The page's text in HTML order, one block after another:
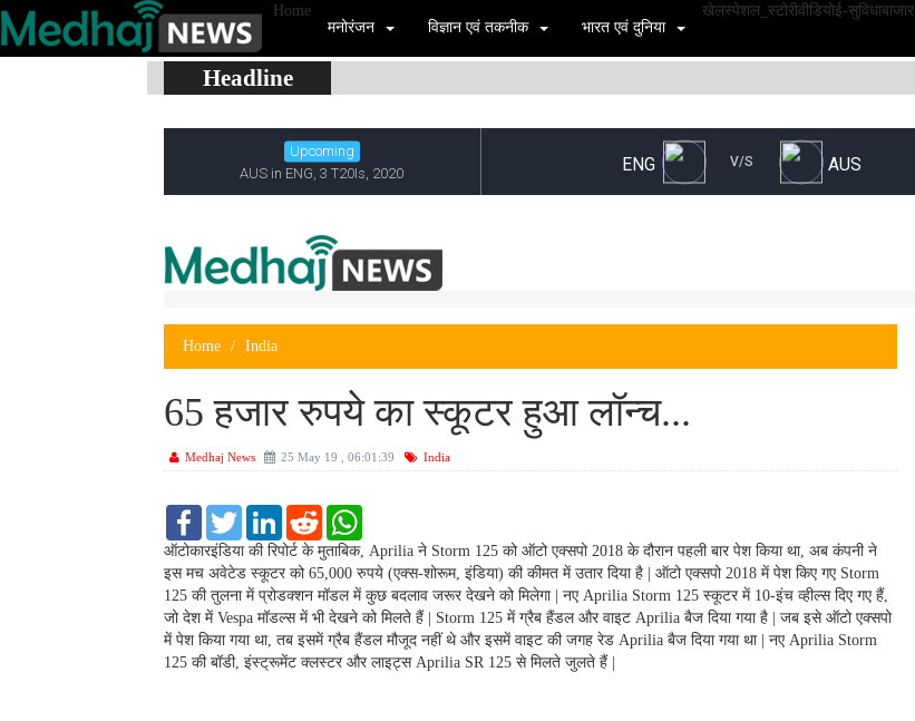
Home
मनोरंजन
विज्ञान एवं तकनीक भारत एवं दुनिया
खेलस्पेशल_स्टोरीवीडियोई-सुविधाबाजार
Headline
Home India
65 हजार रुपये का स्कूटर हुआ लॉन्च...
Medhaj News 25 May 19 , 06:01:39 India
F
c
e
b
o
o
k
T
i
t
e
r
L
n
k
d
I
n
R
d
d
i
t
t
A
p
p
ऑटोकारइंडिया की रिपोर्ट के मुताबिक, Aprilia ने Storm 125 को ऑटो एक्सपो 2018 के दौरान पहली बार पेश किया था, अब कंपनी ने
इस मच अवेटेड स्कूटर को 65,000 रुपये (एक्स-शोरूम, इंडिया) की कीमत में उतार दिया है | ऑटो एक्सपो 2018 में पेश किए गए Storm
125 की तुलना में प्रोडक्शन मॉडल में कुछ बदलाव जरूर देखने को मिलेगा | नए Aprilia Storm 125 स्कूटर में 10-इंच व्हील्स दिए गए हैं,
जो देश में Vespa मॉडल्स में भी देखने को मिलते हैं | Storm 125 में ग्रैब हैंडल और वाइट Aprilia बैज दिया गया है | जब इसे ऑटो एक्सपो
में पेश किया गया था, तब इसमें ग्रैब हैंडल मौजूद नहीं थे और इसमें वाइट की जगह रेड Aprilia बैज दिया गया था | नए Aprilia Storm
125 की बॉडी, इंस्ट्रूमेंट क्लस्टर और लाइट्स Aprilia SR 125 से मिलते जुलते हैं |